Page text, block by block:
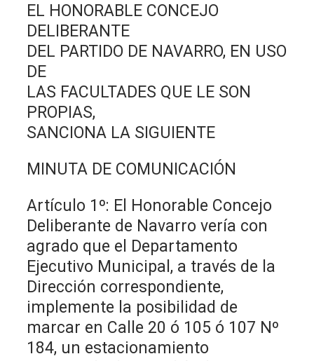
EL HONORABLE CONCEJO
DELIBERANTE
DEL PARTIDO DE NAVARRO, EN USO
DE
LAS FACULTADES QUE LE SON
PROPIAS,
SANCIONA LA SIGUIENTE
MINUTA DE COMUNICACIÓN
Artículo 1º: El Honorable Concejo
Deliberante de Navarro vería con
agrado que el Departamento
Ejecutivo Municipal, a través de la
Dirección correspondiente,
implemente la posibilidad de
marcar en Calle 20 ó 105 ó 107 Nº
184, un estacionamiento